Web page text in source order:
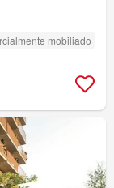
mobiliado